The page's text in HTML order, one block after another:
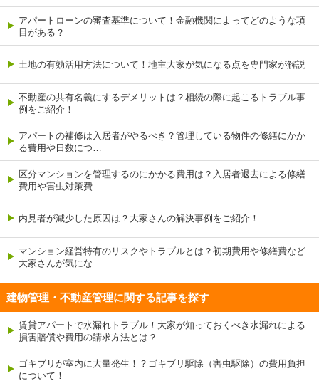
アパートローンの審査基準について！金融機関によってどのような項
目がある？
土地の有効活用方法について！地主大家が気になる点を専門家が解説
不動産の共有名義にするデメリットは？相続の際に起こるトラブル事
例をご紹介！
アパートの補修は入居者がやるべき？管理している物件の修繕にかか
る費用や日数につ…
区分マンションを管理するのにかかる費用は？入居者退去による修繕
費用や害虫対策費…
内見者が減少した原因は？大家さんの解決事例をご紹介！
マンション経営特有のリスクやトラブルとは？初期費用や修繕費など
大家さんが気にな…
建物管理・不動産管理に関する記事を探す
賃貸アパートで水漏れトラブル！大家が知っておくべき水漏れによる
損害賠償や費用の請求方法とは？
ゴキブリが室内に大量発生！？ゴキブリ駆除（害虫駆除）の費用負担
について！